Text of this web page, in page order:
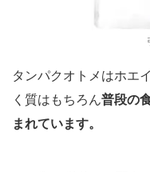
タンパクオトメはホエ
く質はもちろん普段の
まれています。